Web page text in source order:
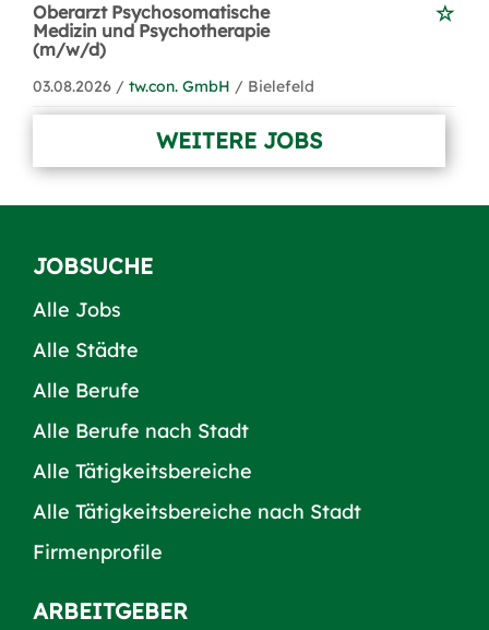
Oberarzt Psychosomatische
Medizin und Psychotherapie
(m/w/d)
03.08.2026 / tw.con. GmbH / Bielefeld
WEITERE JOBS
JOBSUCHE
Alle Jobs
Alle Städte
Alle Berufe
Alle Berufe nach Stadt
Alle Tätigkeitsbereiche
Alle Tätigkeitsbereiche nach Stadt
Firmenprofile
ARBEITGEBER